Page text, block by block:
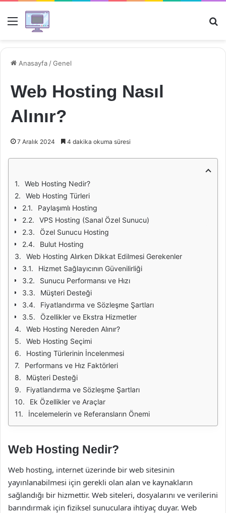
Menü
Anasayfa /Genel
Web Hosting Nasıl
Alınır?
7 Aralık 2024 4 dakika okuma süresi
Web Hosting Nedir?
Web Hosting Türleri
Paylaşımlı Hosting
VPS Hosting (Sanal Özel Sunucu)
Özel Sunucu Hosting
Bulut Hosting
Web Hosting Alırken Dikkat Edilmesi Gerekenler
Hizmet Sağlayıcının Güvenilirliği
Sunucu Performansı ve Hızı
Müşteri Desteği
Fiyatlandırma ve Sözleşme Şartları
Özellikler ve Ekstra Hizmetler
Web Hosting Nereden Alınır?
Web Hosting Seçimi
Hosting Türlerinin İncelenmesi
Performans ve Hız Faktörleri
Müşteri Desteği
Fiyatlandırma ve Sözleşme Şartları
Ek Özellikler ve Araçlar
İncelemelerin ve Referansların Önemi
Web Hosting Nedir?
Web hosting, internet üzerinde bir web sitesinin
yayınlanabilmesi için gerekli olan alan ve kaynakların
sağlandığı bir hizmettir. Web siteleri, dosyalarını ve verilerini
barındırmak için fiziksel sunuculara ihtiyaç duyar. Web